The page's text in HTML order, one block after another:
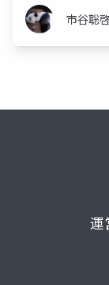
市谷聡
運